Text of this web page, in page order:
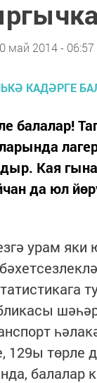
май 2014 - 06:57
балалар!
Кая
да юл
урам яки
129ы төрле